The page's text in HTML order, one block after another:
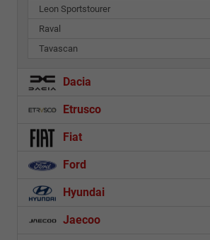
Leon Sportstourer
Raval
Tavascan
Dacia
Etrusco
Fiat
Ford
Hyundai
Jaecoo